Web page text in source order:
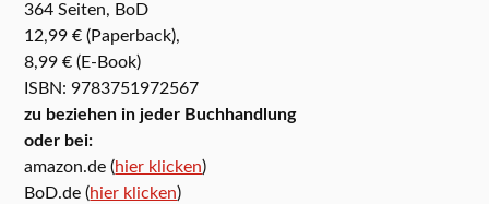
364 Seiten, BoD
12,99 € (Paperback),
8,99 € (E-Book)
ISBN: 9783751972567
zu beziehen in jeder Buchhandlung
oder bei:
amazon.de (hier klicken)
BoD.de (hier klicken)